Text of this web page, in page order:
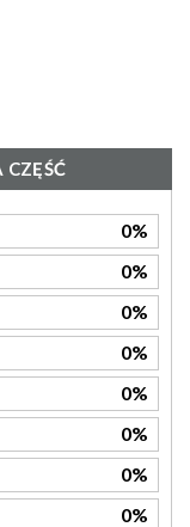
CZĘŚĆ
0%
0%
0%
0%
0%
0%
0%
0%